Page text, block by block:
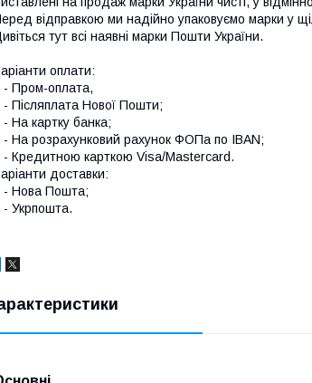
відправкою ми надійно упаковуємо марки у
тут всі наявні марки Пошти України.
оплати:
- Пром-оплата,
- Післяплата Нової Пошти;
- На картку банка;
- На розрахунковий рахунок ФОПа по IBAN;
- Кредитною карткою Visa/Mastercard.
доставки:
- Нова Пошта;
- Укрпошта.